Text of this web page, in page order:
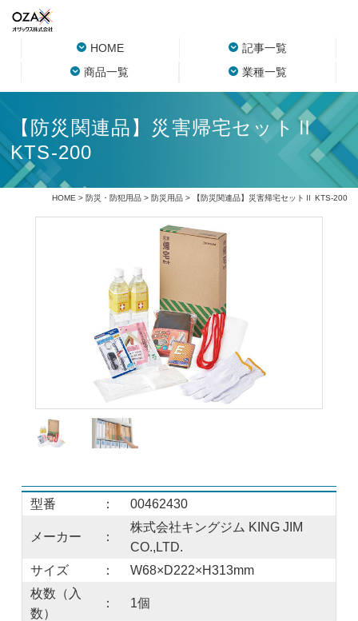
HOME
記事一覧
商品一覧
業種一覧
【防災関連品】災害帰宅セットⅡ
KTS-200
HOME > 防災・防犯用品> 防災用品> 【防災関連品】災害帰宅セットⅡ KTS-200
型番 ： 00462430
メーカー ：
株式会社キングジム KING JIM
CO.,LTD.
サイズ
：
W68×D222×H313mm
枚数（入
数）
： 1個